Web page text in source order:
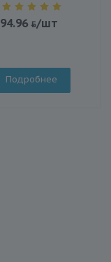
94.96 /шт
Подробнее